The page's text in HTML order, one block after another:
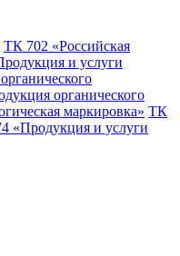
ТК 702 «Российская
и услуги
органического
маркировка» ТК
«Продукция и услуги